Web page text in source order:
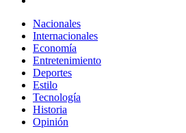
Nacionales
Internacionales
Economía
Entretenimiento
Deportes
Estilo
Tecnología
Historia
Opinión